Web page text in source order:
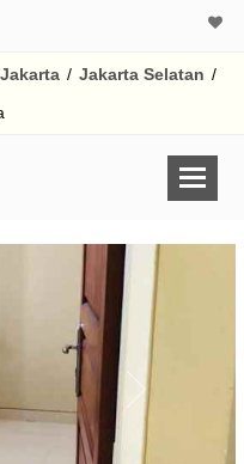
/ Jakarta Selatan /